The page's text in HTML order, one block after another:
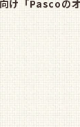
け「Pascoの